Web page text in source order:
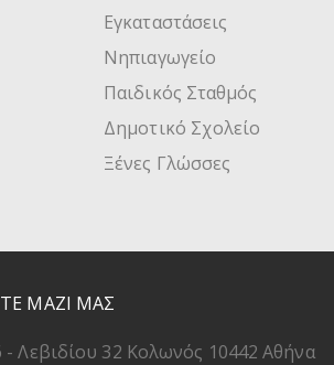
Εγκαταστάσεις
Νηπιαγωγείο
Παιδικός Σταθμός
Δημοτικό Σχολείο
Ξένες Γλώσσες
ΜΑΖΙ ΜΑΣ
Λεβιδίου 32 Κολωνός 10442 Αθήνα